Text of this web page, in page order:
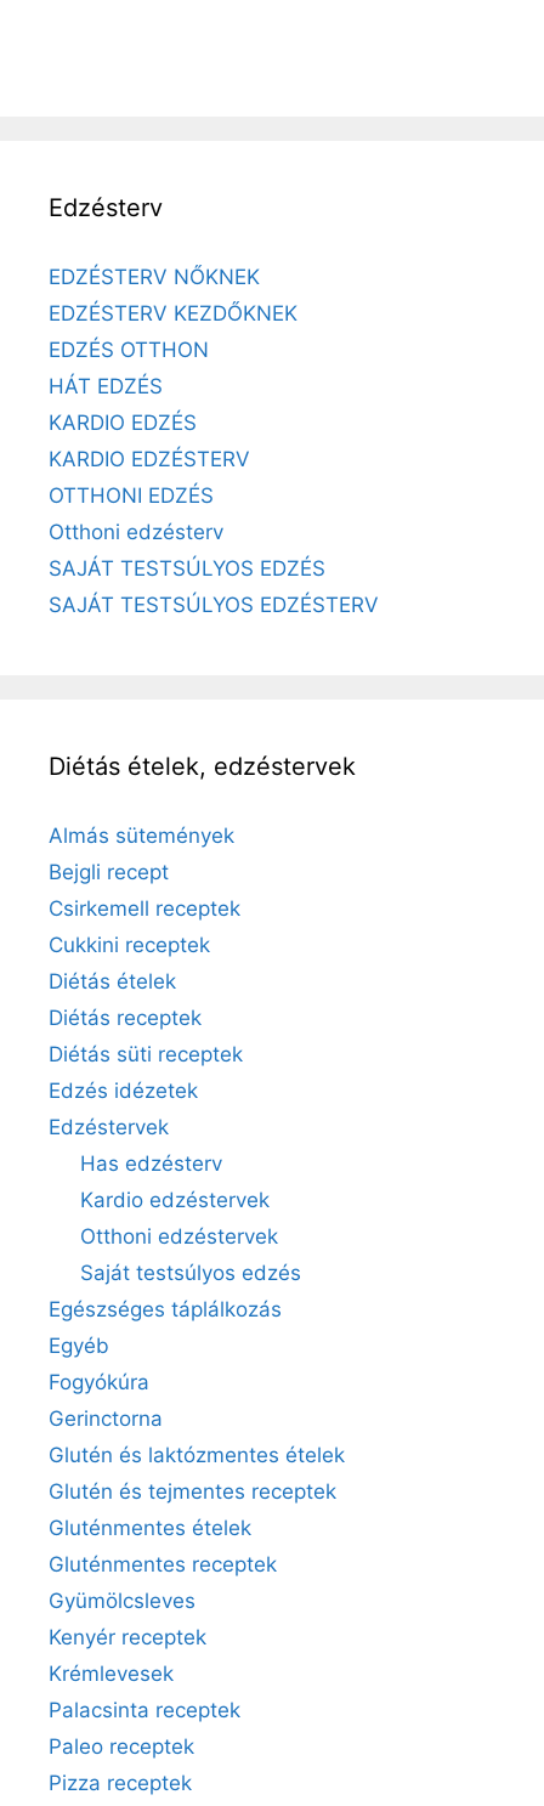
Edzésterv
EDZÉSTERV NŐKNEK
EDZÉSTERV KEZDŐKNEK
EDZÉS OTTHON
HÁT EDZÉS
KARDIO EDZÉS
KARDIO EDZÉSTERV
OTTHONI EDZÉS
Otthoni edzésterv
SAJÁT TESTSÚLYOS EDZÉS
SAJÁT TESTSÚLYOS EDZÉSTERV
Diétás ételek, edzéstervek
Almás sütemények
Bejgli recept
Csirkemell receptek
Cukkini receptek
Diétás ételek
Diétás receptek
Diétás süti receptek
Edzés idézetek
Edzéstervek
Has edzésterv
Kardio edzéstervek
Otthoni edzéstervek
Saját testsúlyos edzés
Egészséges táplálkozás
Egyéb
Fogyókúra
Gerinctorna
Glutén és laktózmentes ételek
Glutén és tejmentes receptek
Gluténmentes ételek
Gluténmentes receptek
Gyümölcsleves
Kenyér receptek
Krémlevesek
Palacsinta receptek
Paleo receptek
Pizza receptek